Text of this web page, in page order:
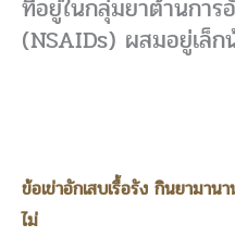
ที่อยู่ในกลุ่มยาต้านการ
(NSAIDs) ผสมอยู่เล็ก
ข้อเข่าอักเสบเรื้อรัง กินยามาน
ไม่